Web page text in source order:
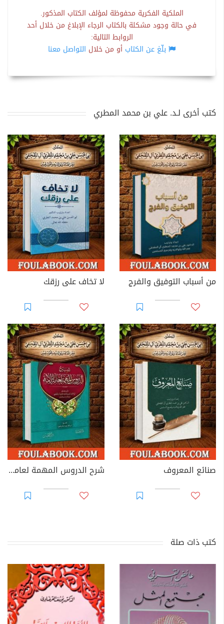
الملكية الفكرية محفوظة لمؤلف الكتاب المذكور.
في حالة وجود مشكلة بالكتاب الرجاء الإبلاغ من خلال أحد
الروابط التالية:
بلّغ عن الكتاب أو من خلال التواصل معنا
كتب أخرى لـد. علي بن محمد المطري
من أسباب التوفيق والفرج لا تخاف على رزقك
صنائع المعروف شرح الدروس المهمة لعامة الأمة
كتب ذات صلة